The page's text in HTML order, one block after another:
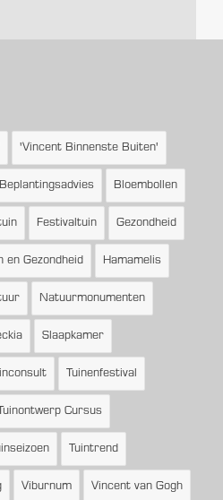
'Vincent Binnenste Buiten'
Beplantingsadvies Bloembollen
Festivaltuin Gezondheid
en Gezondheid Hamamelis
Natuurmonumenten
Slaapkamer
Tuinenfestival
Tuinontwerp Cursus
Tuintrend
Viburnum Vincent van Gogh